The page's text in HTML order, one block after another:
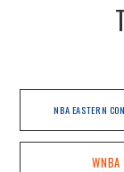
NBA EASTERN
WNBA